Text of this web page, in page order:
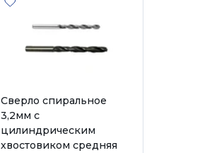
Сверло спиральное
3,2мм с
цилиндрическим
хвостовиком средняя